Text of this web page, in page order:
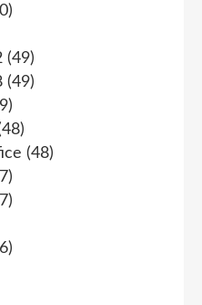
(49)
(49)
(48)